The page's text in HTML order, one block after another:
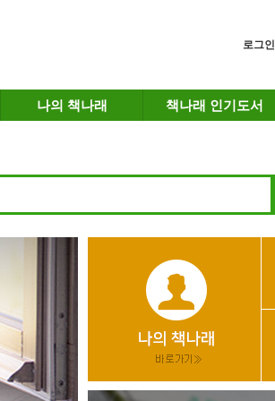
로그인
나의 책나래 책나래 인기도서